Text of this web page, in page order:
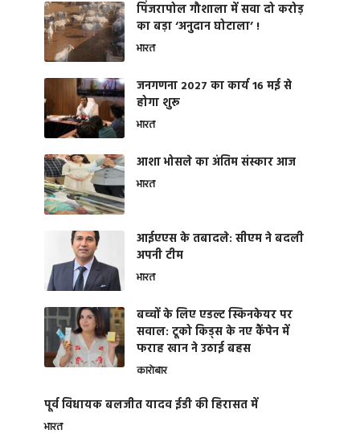
​पिंजरापोल गौशाला में सवा दो करोड़
का बड़ा ‘अनुदान घोटाला’ !
भारत
जनगणना 2027 का कार्य 16 मई से
होगा शुरू
भारत
आशा भोसले का अंतिम संस्कार आज
भारत
आईएएस के तबादले: सीएम ने बदली
अपनी टीम
भारत
बच्चों के लिए एडल्ट स्किनकेयर पर
सवाल: टूको किड्स के नए कैंपेन में
फराह खान ने उठाई बहस
कारोबार
पूर्व विधायक बलजीत यादव ईडी की हिरासत में
भारत